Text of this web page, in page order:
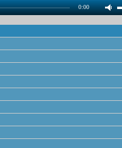
0:00